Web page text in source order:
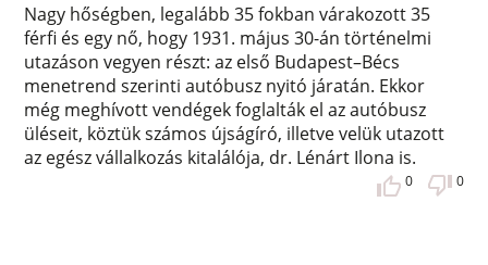
Nagy hőségben, legalább 35 fokban várakozott 35
férfi és egy nő, hogy 1931. május 30-án történelmi
utazáson vegyen részt: az első Budapest–Bécs
menetrend szerinti autóbusz nyitó járatán. Ekkor
még meghívott vendégek foglalták el az autóbusz
üléseit, köztük számos újságíró, illetve velük utazott
az egész vállalkozás kitalálója, dr. Lénárt Ilona is.
0 0